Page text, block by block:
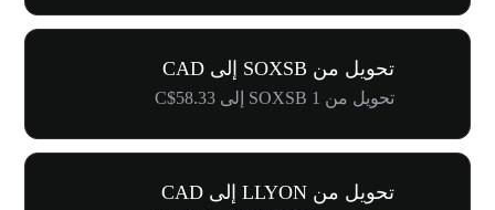
تحويل من SOXSB إلى CAD
تحويل من 1 SOXSB إلى C$58.33
تحويل من LLYON إلى CAD